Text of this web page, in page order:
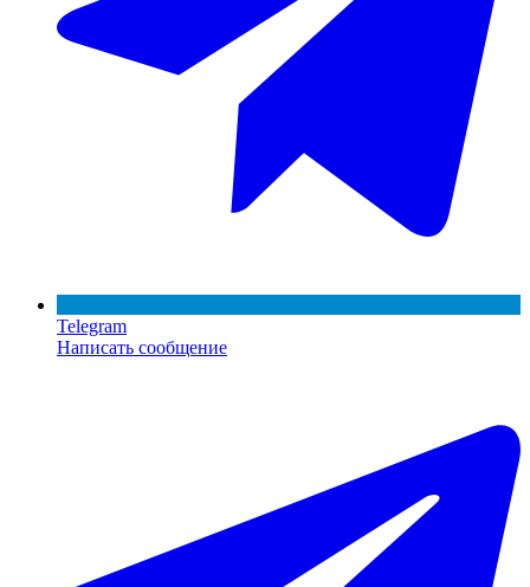
Telegram
Написать сообщение